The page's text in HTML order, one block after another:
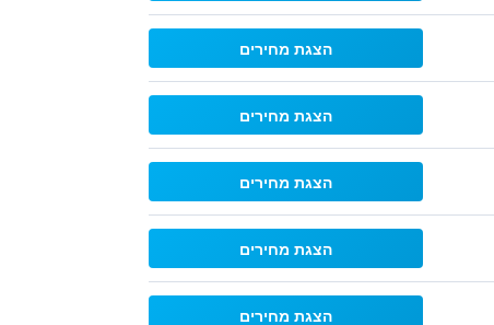
הצגת מחירים
הצגת מחירים
הצגת מחירים
הצגת מחירים
הצגת מחירים